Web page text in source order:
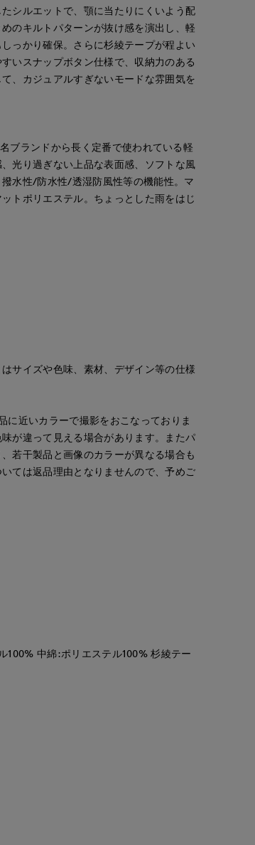
シルエットで、顎に当たりにくいよう配
のキルトパターンが抜け感を演出し、軽
っかり確保。さらに杉綾テープが程よい
いスナップボタン仕様で、収納力のある
、カジュアルすぎないモードな雰囲気を
ブランドから長く定番で使われている軽
光り過ぎない上品な表面感、ソフトな風
水性/防水性/透湿防風性等の機能性。マ
トポリエステル。ちょっとした雨をはじ
サイズや色味、素材、デザイン等の仕様
に近いカラーで撮影をおこなっておりま
が違って見える場合があります。またパ
若干製品と画像のカラーが異なる場合も
ては返品理由となりませんので、予めご
100% 中綿:ポリエステル100% 杉綾テー